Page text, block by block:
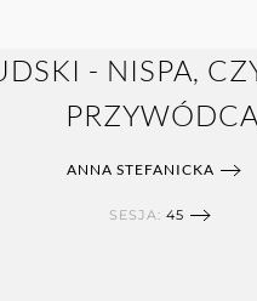
- NISPA,
ANNA STEFANICKA
SESJA: 45